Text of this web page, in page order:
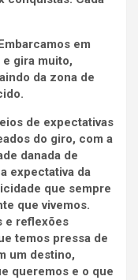
em
gira muito,
da zona de
de expectativas
do giro, com a
danada de
expectativa da
que sempre
que vivemos.
e reflexões
temos pressa de
um destino,
queremos e o que